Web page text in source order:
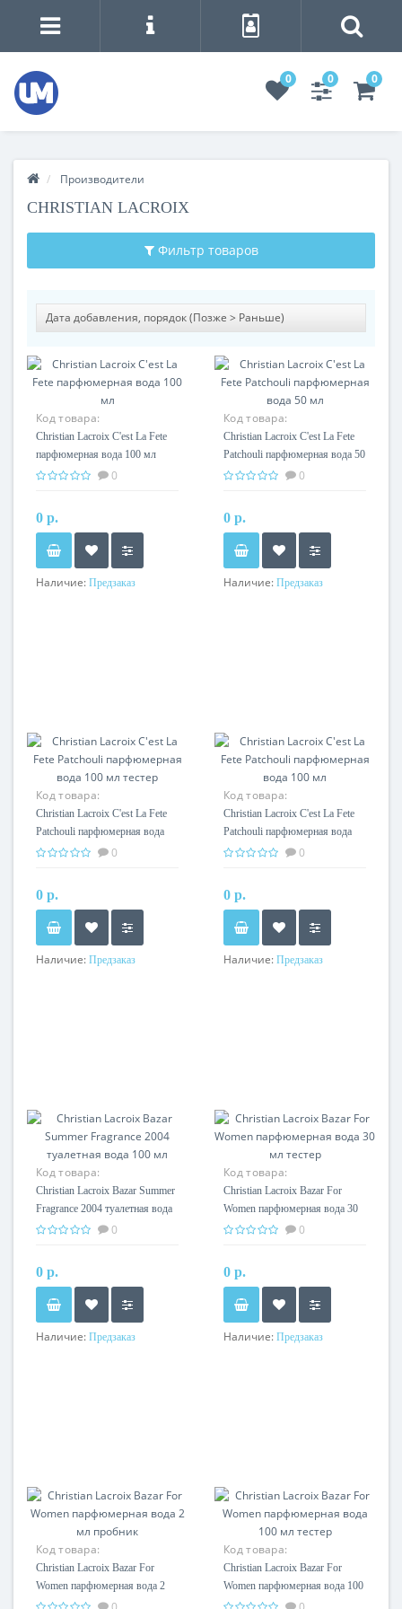
0 0 0
Производители
CHRISTIAN LACROIX
Фильтр товаров
Код товара:
Christian Lacroix C'est La Fete
парфюмерная вода 100 мл
0
0 р.
Наличие: Предзаказ
Код товара:
Christian Lacroix C'est La Fete
Patchouli парфюмерная вода 50
мл
0
0 р.
Наличие: Предзаказ
Код товара:
Christian Lacroix C'est La Fete
Patchouli парфюмерная вода
100 мл тестер
0
0 р.
Наличие: Предзаказ
Код товара:
Christian Lacroix C'est La Fete
Patchouli парфюмерная вода
100 мл
0
0 р.
Наличие: Предзаказ
Код товара:
Christian Lacroix Bazar Summer
Fragrance 2004 туалетная вода
100 мл
0
0 р.
Наличие: Предзаказ
Код товара:
Christian Lacroix Bazar For
Women парфюмерная вода 30
мл тестер
0
0 р.
Наличие: Предзаказ
Код товара:
Christian Lacroix Bazar For
Women парфюмерная вода 2
мл пробник
Код товара:
Christian Lacroix Bazar For
Women парфюмерная вода 100
мл тестер